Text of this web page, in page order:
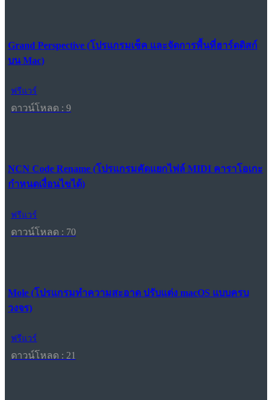
Grand Perspective (โปรแกรมเช็ค และจัดการพื้นที่ฮาร์ดดิสก์
บน Mac)
ฟรีแวร์
ดาวน์โหลด : 9
NCN Code Rename (โปรแกรมคัดแยกไฟล์ MIDI คาราโอเกะ
กำหนดเงื่อนไขได้)
ฟรีแวร์
ดาวน์โหลด : 70
Mole (โปรแกรมทำความสะอาด ปรับแต่ง macOS แบบครบ
วงจร)
ฟรีแวร์
ดาวน์โหลด : 21